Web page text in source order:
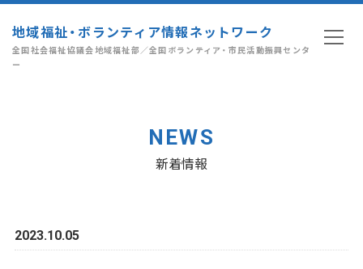
地域福祉・ボランティア情報ネットワーク
全国社会福祉協議会地域福祉部／全国ボランティア・市民活動振興センタ
ー
NEWS
新着情報
2023.10.05